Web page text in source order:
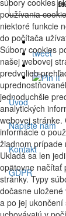
tweet
Úvod
Napíšte nám
Kontakt
GDPR
súbory cookies
používania
niektoré funkcie
do počítača
Súbory cookies
našej webovej
predvolieb
jednoduchšie
analytických
webovej stránke.
informácie o
žiadnom prípade
Ukladá sa len
opätovne načítať
stránky. Typy
dočasne
a po jej